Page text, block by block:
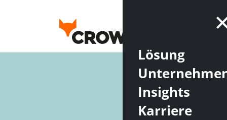
Lösung
Insights
Karriere